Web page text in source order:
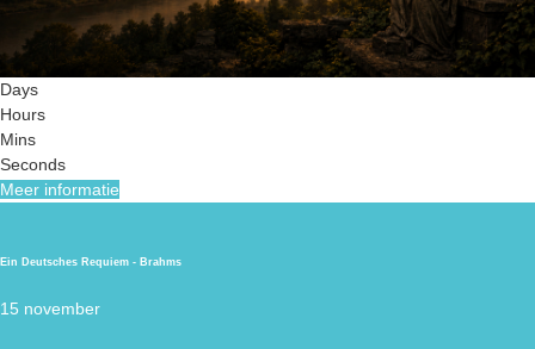
Days
Hours
Mins
Seconds
Meer informatie
Ein Deutsches Requiem - Brahms
15 november